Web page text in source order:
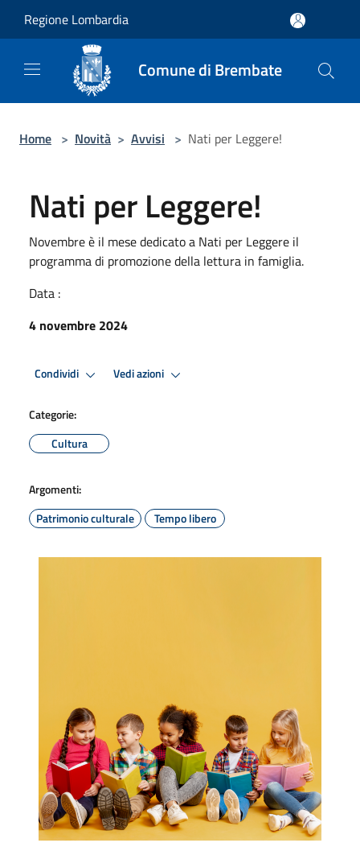
Regione Lombardia
Comune di Brembate
Home > Novità > Avvisi > Nati per Leggere!
Nati per Leggere!
Novembre è il mese dedicato a Nati per Leggere il
programma di promozione della lettura in famiglia.
Data :
4 novembre 2024
Condividi Vedi azioni
Categorie:
Cultura
Argomenti:
Patrimonio culturale
Tempo libero